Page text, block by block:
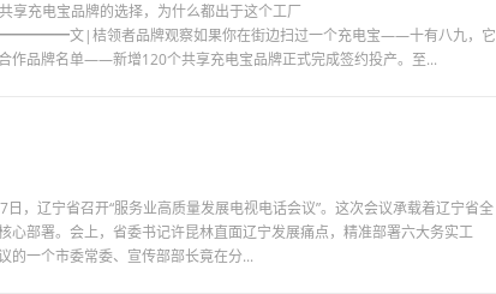
享充电宝品牌的选择，为什么都出于这个工厂
品牌观察如果你在街边扫过一个充电宝——十有八九，它
作品牌名单——新增120个共享充电宝品牌正式完成签约投产。至...
，辽宁省召开“服务业高质量发展电视电话会议”。这次会议承载着辽宁省全
部署。会上，省委书记许昆林直面辽宁发展痛点，精准部署六大务实工
的一个市委常委、宣传部部长竟在分...